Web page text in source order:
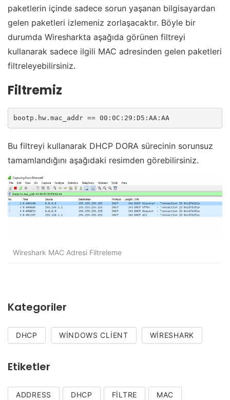
paketlerin içinde sadece sorun yaşanan bilgisayardan
gelen paketleri izlemeniz zorlaşacaktır. Böyle bir
durumda Wiresharkta aşağıda görünen filtreyi
kullanarak sadece ilgili MAC adresinden gelen paketleri
filtreleyebilirsiniz.
Filtremiz
bootp.hw.mac_addr == 00:0C:29:D5:AA:AA
Bu filtreyi kullanarak DHCP DORA sürecinin sorunsuz
tamamlandığını aşağıdaki resimden görebilirsiniz.
Wireshark MAC Adresi Filtreleme
Kategoriler
DHCP WINDOWS CLIENT WIRESHARK
Etiketler
ADDRESS DHCP FILTRE MAC